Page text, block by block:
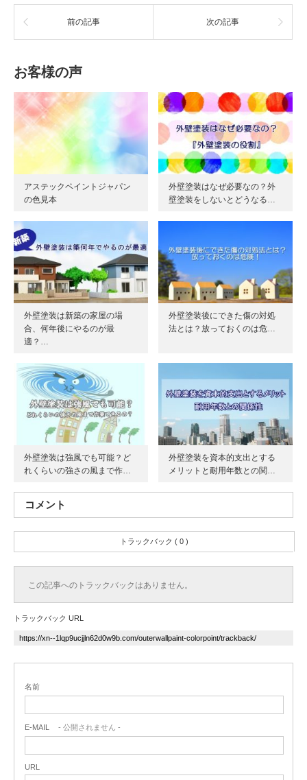
前の記事 次の記事
お客様の声
アステックペイントジャパン
の色見本
外壁塗装はなぜ必要なの？外
壁塗装をしないとどうなる…
外壁塗装は新築の家屋の場
合、何年後にやるのが最
適？…
外壁塗装後にできた傷の対処
法とは？放っておくのは危…
外壁塗装は強風でも可能？ど
れくらいの強さの風まで作…
外壁塗装を資本的支出とする
メリットと耐用年数との関…
コメント
トラックバック ( 0 )
この記事へのトラックバックはありません。
トラックバック URL
名前
E-MAIL - 公開されません -
URL